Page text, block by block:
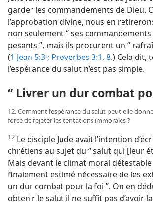
garder les commandements de Dieu.
l’approbation divine, nous en
non seulement “ ses
pesants ”, mais ils procurent un “
(1 Jean 5:3 ; Proverbes 3:1, 8.) Cela dit,
l’espérance du salut n’est pas simple.
“ Livrer un dur combat
12. Comment l’espérance du salut peut-​elle
force de rejeter les tentations immorales ?
12 Le disciple Jude avait l’intention
chrétiens au sujet du “ salut qui [leur
Mais devant le climat moral détestable
finalement estimé nécessaire de les
un dur combat pour la foi ”. On en
obtenir le salut il ne suffit pas d’avoir